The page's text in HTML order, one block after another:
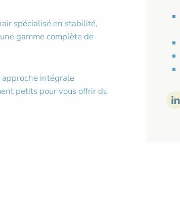
spécialisé en stabilité,
gamme complète de
approche intégrale
petits pour vous offrir du